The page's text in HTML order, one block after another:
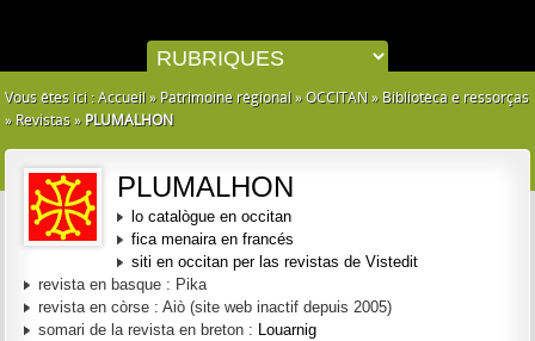
Vous êtes ici :Accueil » Patrimoine régional »OCCITAN » Bibliotèca e ressorças
» Revistas » PLUMALHON
PLUMALHON
lo catalògue en occitan
fica menaira en francés
siti en occitan per las revistas de Vistedit
revista en basque : Pika
revista en còrse : Aiò (site web inactif depuis 2005)
somari de la revista en breton : Louarnig